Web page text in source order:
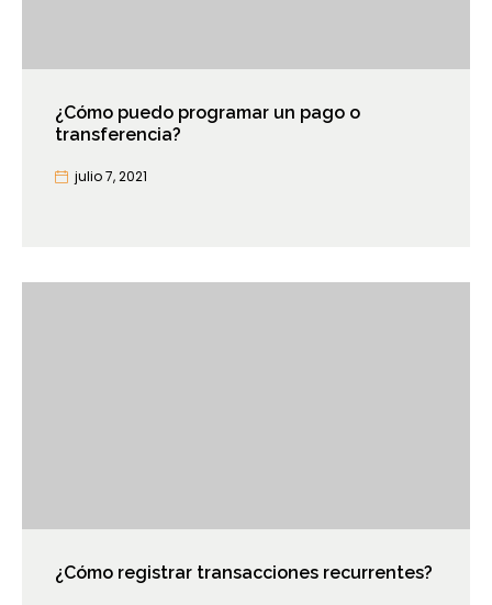
¿Cómo puedo programar un pago o
transferencia?
julio 7, 2021
¿Cómo registrar transacciones recurrentes?